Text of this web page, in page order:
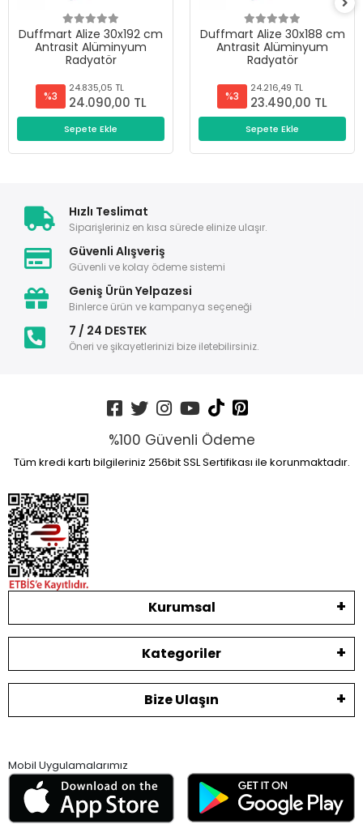
Duffmart Alize 30x192 cm
Antrasit Alüminyum
Radyatör
%3
24.835,05 TL
24.090,00 TL
Sepete Ekle
Duffmart Alize 30x188 cm
Antrasit Alüminyum
Radyatör
%3
24.216,49 TL
23.490,00 TL
Sepete Ekle
Hızlı Teslimat
Siparişleriniz en kısa sürede elinize ulaşır.
Güvenli Alışveriş
Güvenli ve kolay ödeme sistemi
Geniş Ürün Yelpazesi
Binlerce ürün ve kampanya seçeneği
7 / 24 DESTEK
Öneri ve şikayetlerinizi bize iletebilirsiniz.
%100 Güvenli Ödeme
Tüm kredi kartı bilgileriniz 256bit SSL Sertifikası ile korunmaktadır.
Kurumsal
Kategoriler
Bize Ulaşın
Mobil Uygulamalarımız